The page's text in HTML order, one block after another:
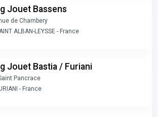
Jouet Bassens
de Chambery
ALBAN-LEYSSE - France
Jouet Bastia / Furiani
Pancrace
- France